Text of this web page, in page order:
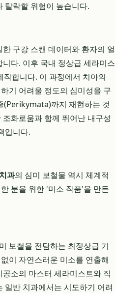
탈락할 위험이 높습니다.
구강 스캔 데이터와 환자의 얼
다. 이후 국내 정상급 세라미스
합니다. 이 과정에서 치아의
기 어려울 정도의 심미성을 구
(Perikymata)까지 재현하는 것
화로움과 함께 뛰어난 내구성
입니다.
과의 심미 보철물 역시 체계적
분을 위한 '미소 작품'을 만든
보철을 전담하는 최정상급 기
이 자연스러운 미소를 연출해
소의 마스터 세라미스트와 직
일반 치과에서는 시도하기 어려